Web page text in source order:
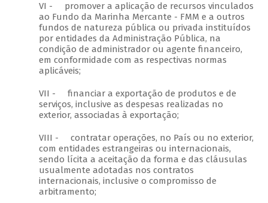
VI - promover a aplicação de recursos vinculados
ao Fundo da Marinha Mercante - FMM e a outros
fundos de natureza pública ou privada instituídos
por entidades da Administração Pública, na
condição de administrador ou agente financeiro,
em conformidade com as respectivas normas
aplicáveis;
VII - financiar a exportação de produtos e de
serviços, inclusive as despesas realizadas no
exterior, associadas à exportação;
VIII - contratar operações, no País ou no exterior,
com entidades estrangeiras ou internacionais,
sendo lícita a aceitação da forma e das cláusulas
usualmente adotadas nos contratos
internacionais, inclusive o compromisso de
arbitramento;